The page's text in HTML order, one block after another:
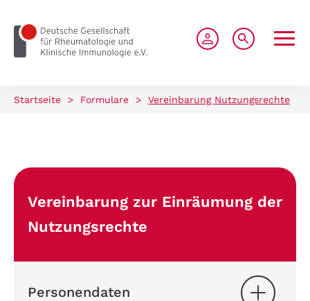
Startseite > Formulare > Vereinbarung Nutzungsrechte
Vereinbarung zur Einräumung der
Nutzungsrechte
Personendaten